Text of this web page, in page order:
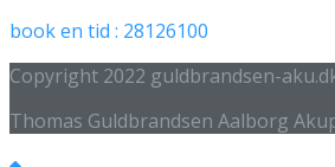
book en tid : 28126100
Copyright 2022 guldbrandsen-
Thomas Guldbrandsen Aalborg